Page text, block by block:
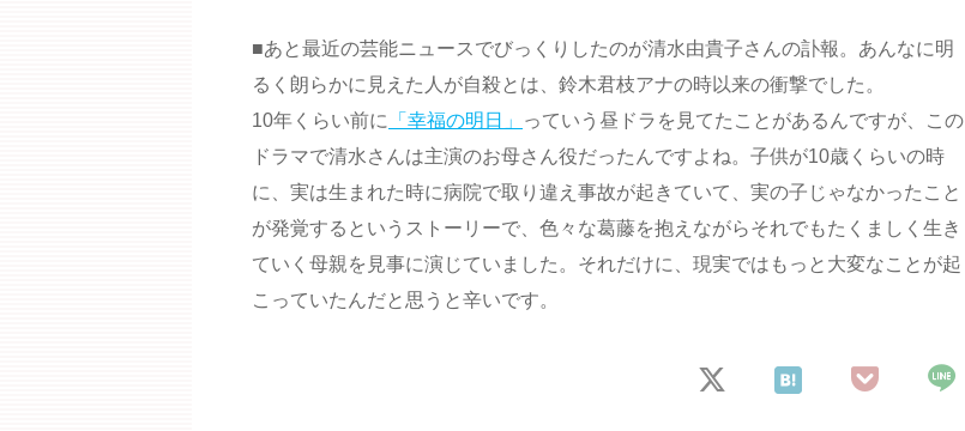
■あと最近の芸能ニュースでびっくりしたのが清水由貴子さんの訃報。あんなに明
るく朗らかに見えた人が自殺とは、鈴木君枝アナの時以来の衝撃でした。
10年くらい前に
「幸福の明日」
っていう昼ドラを見てたことがあるんですが、この
ドラマで清水さんは主演のお母さん役だったんですよね。子供が10歳くらいの時
に、実は生まれた時に病院で取り違え事故が起きていて、実の子じゃなかったこと
が発覚するというストーリーで、色々な葛藤を抱えながらそれでもたくましく生き
ていく母親を見事に演じていました。それだけに、現実ではもっと大変なことが起
こっていたんだと思うと辛いです。